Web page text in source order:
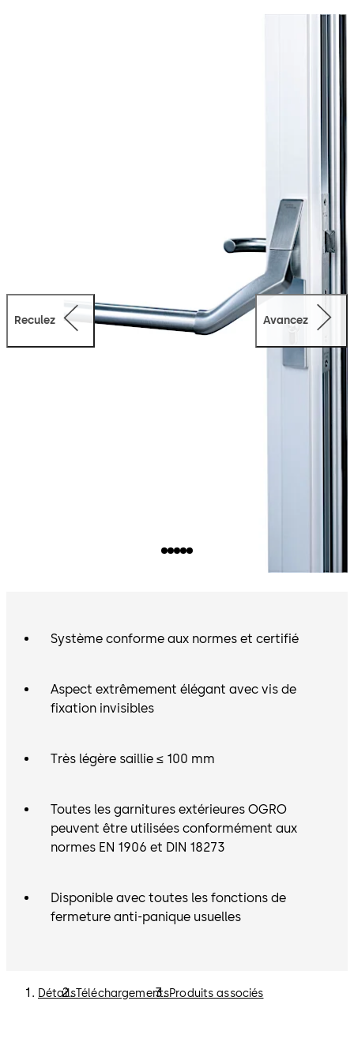
Reculez Avancez
Système conforme aux normes et certifié
Aspect extrêmement élégant avec vis de
fixation invisibles
Très légère saillie ≤ 100 mm
Toutes les garnitures extérieures OGRO
peuvent être utilisées conformément aux
normes EN 1906 et DIN 18273
Disponible avec toutes les fonctions de
fermeture anti-panique usuelles
DétailsTéléchargementsProduits associés